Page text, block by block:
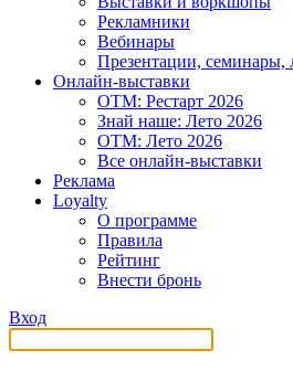
Рекламники
Вебинары
Презентации, семинары,
Онлайн-выставки
OTM: Рестарт 2026
Знай наше: Лето 2026
OTM: Лето 2026
Все онлайн-выставки
Реклама
Loyalty
О программе
Правила
Рейтинг
Внести бронь
Вход